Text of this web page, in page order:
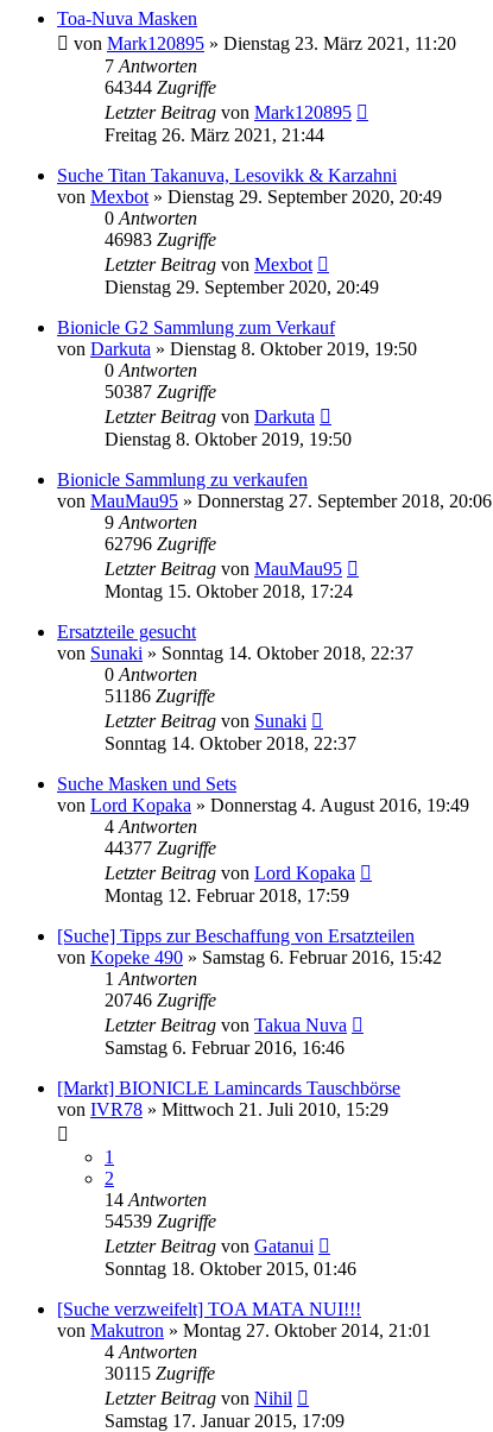
Toa-Nuva Masken
von Mark120895 » Dienstag 23. März 2021, 11:20
7 Antworten
64344 Zugriffe
Letzter Beitrag von Mark120895
Freitag 26. März 2021, 21:44
Suche Titan Takanuva, Lesovikk & Karzahni
von Mexbot » Dienstag 29. September 2020, 20:49
0 Antworten
46983 Zugriffe
Letzter Beitrag von Mexbot
Dienstag 29. September 2020, 20:49
Bionicle G2 Sammlung zum Verkauf
von Darkuta » Dienstag 8. Oktober 2019, 19:50
0 Antworten
50387 Zugriffe
Letzter Beitrag von Darkuta
Dienstag 8. Oktober 2019, 19:50
Bionicle Sammlung zu verkaufen
von MauMau95 » Donnerstag 27. September 2018, 20:06
9 Antworten
62796 Zugriffe
Letzter Beitrag von MauMau95
Montag 15. Oktober 2018, 17:24
Ersatzteile gesucht
von Sunaki » Sonntag 14. Oktober 2018, 22:37
0 Antworten
51186 Zugriffe
Letzter Beitrag von Sunaki
Sonntag 14. Oktober 2018, 22:37
Suche Masken und Sets
von Lord Kopaka » Donnerstag 4. August 2016, 19:49
4 Antworten
44377 Zugriffe
Letzter Beitrag von Lord Kopaka
Montag 12. Februar 2018, 17:59
[Suche] Tipps zur Beschaffung von Ersatzteilen
von Kopeke 490 » Samstag 6. Februar 2016, 15:42
1 Antworten
20746 Zugriffe
Letzter Beitrag von Takua Nuva
Samstag 6. Februar 2016, 16:46
[Markt] BIONICLE Lamincards Tauschbörse
von IVR78 » Mittwoch 21. Juli 2010, 15:29
1
2
14 Antworten
54539 Zugriffe
Letzter Beitrag von Gatanui
Sonntag 18. Oktober 2015, 01:46
[Suche verzweifelt] TOA MATA NUI!!!
von Makutron » Montag 27. Oktober 2014, 21:01
4 Antworten
30115 Zugriffe
Letzter Beitrag von Nihil
Samstag 17. Januar 2015, 17:09